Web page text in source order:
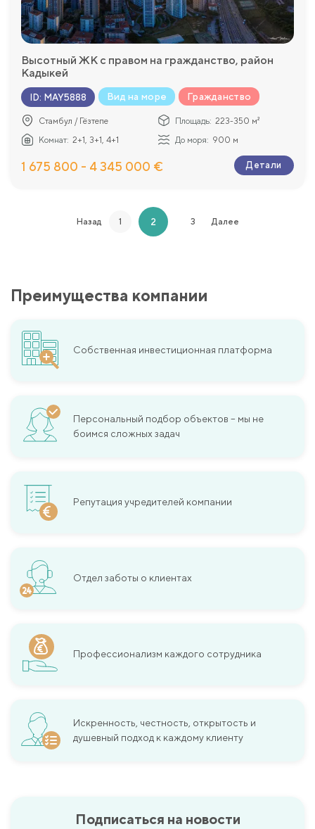
Высотный ЖК с правом на гражданство, район
Кадыкей
ID: MAY5888 Вид на море Гражданство
Стамбул / Гёзтепе Площадь: 223-350 м²
Комнат: 2+1, 3+1, 4+1 До моря: 900 м
1 675 800 - 4 345 000 € Детали
Назад 1 2 3 Далее
Преимущества компании
Собственная инвестиционная платформа
Персональный подбор объектов – мы не
боимся сложных задач
Репутация учредителей компании
Отдел заботы о клиентах
Профессионализм каждого сотрудника
Искренность, честность, открытость и
душевный подход к каждому клиенту
Подписаться на новости